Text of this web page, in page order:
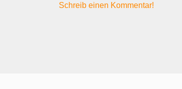
Schreib einen Kommentar!